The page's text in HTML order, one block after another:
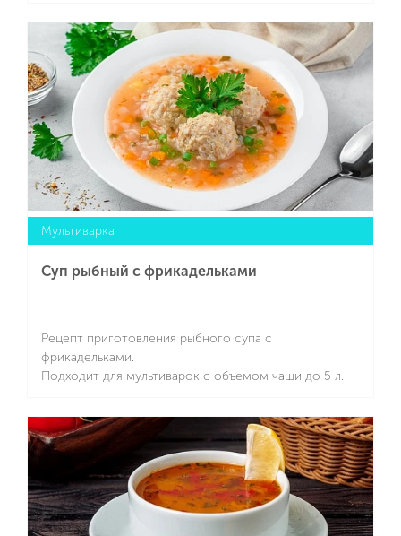
Подробнее
Мультиварка
Суп рыбный с фрикадельками
Рецепт приготовления рыбного супа с
фрикадельками.
Подходит для мультиварок с объемом чаши до 5 л.
Подробнее